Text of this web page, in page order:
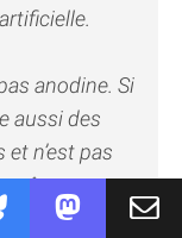
anodine. Si
aussi des
n’est pas
mêmes